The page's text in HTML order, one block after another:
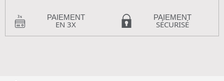
PAIEMENT
EN 3X
PAIEMENT
SÉCURISÉ